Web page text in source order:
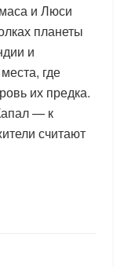
и Люси
планеты
и
где
их предка.
— к
считают